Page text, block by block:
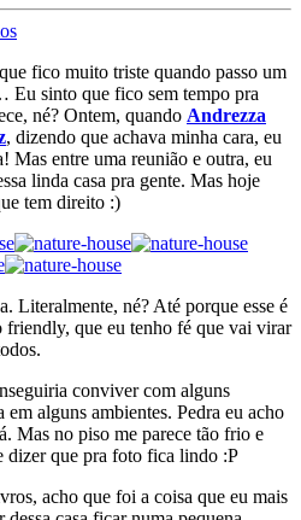
fico muito triste quando passo um
Eu sinto que fico sem tempo pra
né? Ontem, quando Andrezza
, dizendo que achava minha cara, eu
Mas entre uma reunião e outra, eu
linda casa pra gente. Mas hoje
tem direito :)
Literalmente, né? Até porque esse é
friendly, que eu tenho fé que vai virar
conviver com alguns
alguns ambientes. Pedra eu acho
Mas no piso me parece tão frio e
dizer que pra foto fica lindo :P
acho que foi a coisa que eu mais